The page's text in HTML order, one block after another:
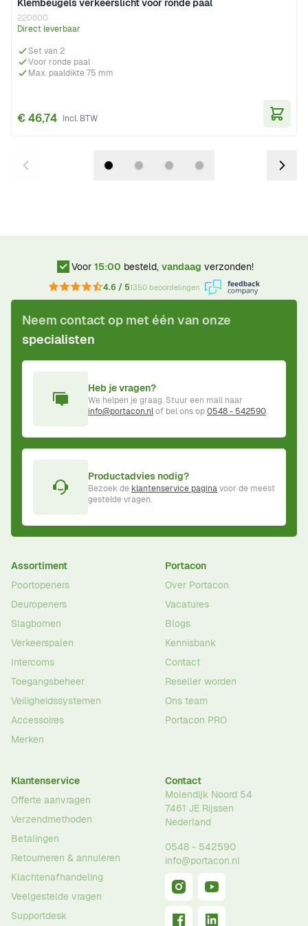
Klembeugels verkeerslicht voor ronde paal
220800
Direct leverbaar
Set van 2
Voor ronde paal
Max. paaldikte 75 mm
€ 46,74
Voor 15:00 besteld, vandaag verzonden!
4.6 / 51350 beoordelingen
Neem contact op met één van onze
specialisten
Heb je vragen?
We helpen je graag. Stuur een mail naar
info@portacon.nlof bel ons op0548 - 542590.
Productadvies nodig?
Bezoek de klantenservice paginavoor de meest
gestelde vragen.
Assortiment
Poortopeners
Deuropeners
Slagbomen
Verkeerspalen
Intercoms
Toegangsbeheer
Veiligheidssystemen
Accessoires
Merken
Portacon
Over Portacon
Vacatures
Blogs
Kennisbank
Contact
Reseller worden
Ons team
Portacon PRO
Klantenservice
Offerte aanvragen
Verzendmethoden
Betalingen
Retourneren & annuleren
Klachtenafhandeling
Veelgestelde vragen
Supportdesk
Contact
Molendijk Noord 54
7461 JE Rijssen
Nederland
0548 - 542590
info@portacon.nl